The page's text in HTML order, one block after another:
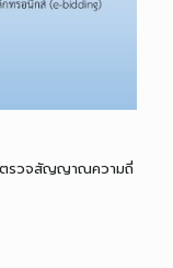
ตรวจสัญญาณความถี่